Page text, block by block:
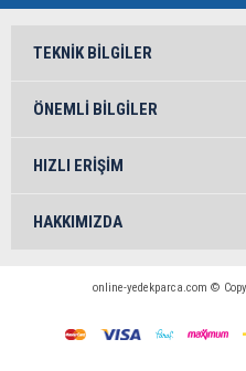
TEKNIK BILGILER
ÖNEMLI BILGILER
HIZLI ERIŞIM
HAKKIMIZDA
online-yedekparca.com ©